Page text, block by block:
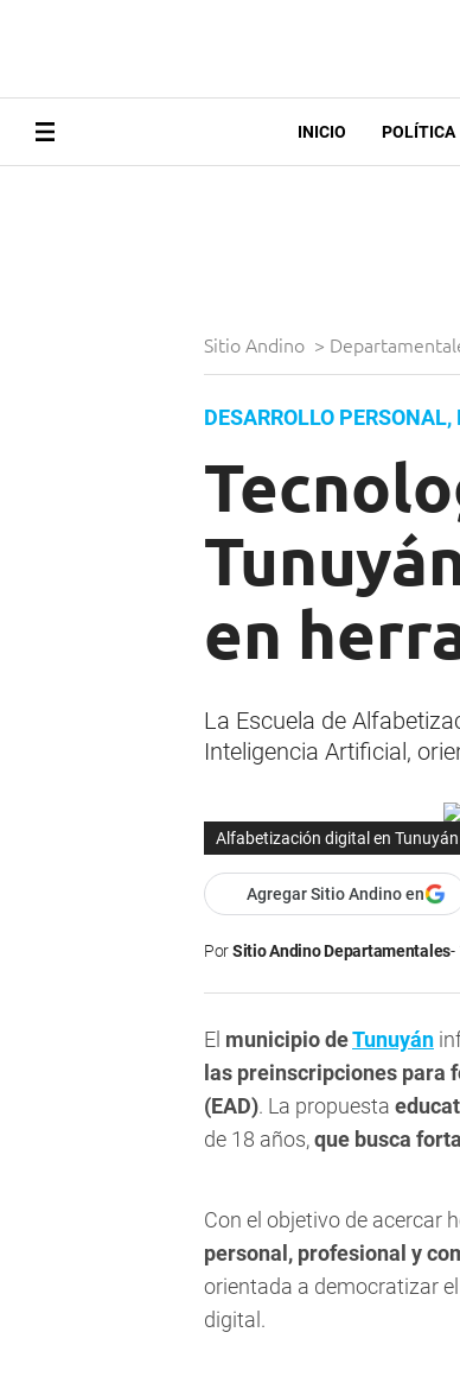
INICIO POLÍTICA
Sitio Andino >
DESARROLLO
en
La Escuela de
Inteligencia Artificial,
Alfabetización digital en Tunuyán
Agregar Sitio Andino en
PorSitio Andino Departamentales
El municipio deTunuyán
las preinscripciones para
(EAD). La propuesta
de 18 años,que busca
Con el objetivo de acercar
personal, profesional y
orientada a democratizar
digital.